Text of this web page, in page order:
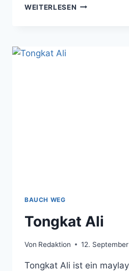
WEITERLESEN TEE
BAUCH WEG
Tongkat Ali
Von Redaktion 12.
Tongkat Ali ist ein